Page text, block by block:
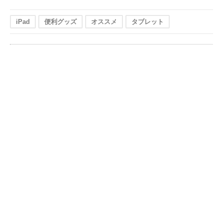
iPad 便利グッズ オススメ タブレット